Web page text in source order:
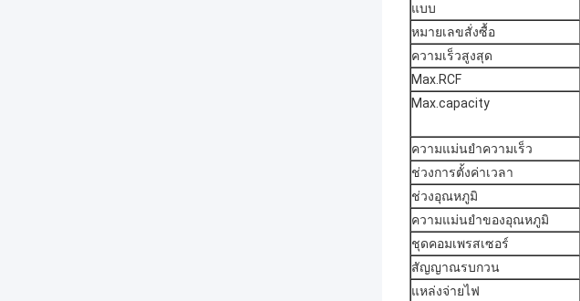
แบบ
หมายเลขสั่งซื้อ
ความเร็วสูงสุด
Max.RCF
Max.capacity
ความแม่นยำความเร็ว
ช่วงการตั้งค่าเวลา
ช่วงอุณหภูมิ
ความแม่นยำของอุณหภูมิ
ชุดคอมเพรสเซอร์
สัญญาณรบกวน
แหล่งจ่ายไฟ